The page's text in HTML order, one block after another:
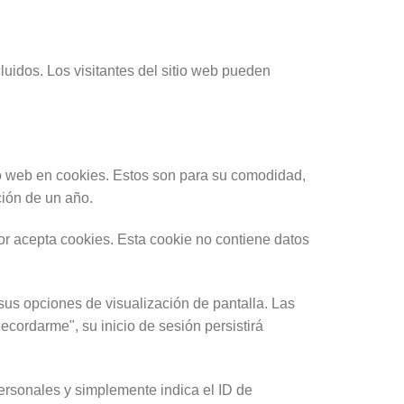
Los visitantes del sitio web pueden
en cookies. Estos son para su comodidad,
de un año.
acepta cookies. Esta cookie no contiene datos
opciones de visualización de pantalla. Las
su inicio de sesión persistirá
y simplemente indica el ID de